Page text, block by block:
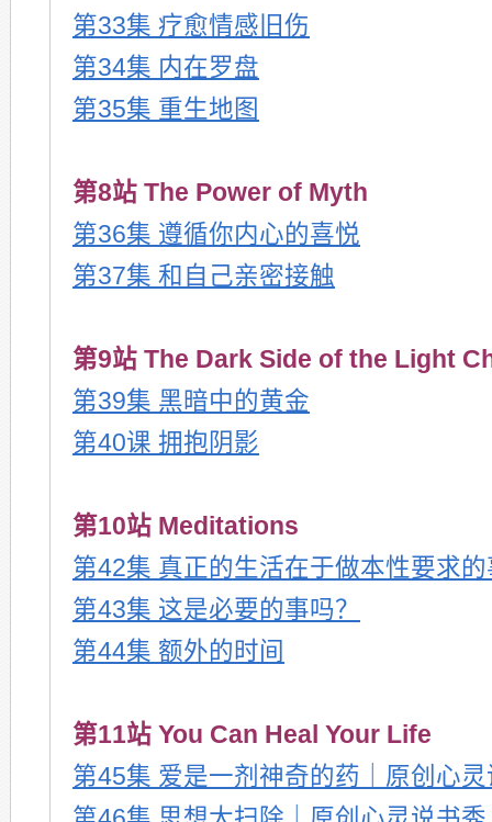
第33集 疗愈情感旧伤
第34集 内在罗盘
第35集 重生地图
第8站 The Power of Myth
第36集 遵循你内心的喜悦
第37集 和自己亲密接触
第9站 The Dark Side of the Light
第39集 黑暗中的黄金
第40课 拥抱阴影
第10站 Meditations
第42集 真正的生活在于做本性要求的
第43集 这是必要的事吗？
第44集 额外的时间
第11站 You Can Heal Your Life
第45集 爱是一剂神奇的药｜原创心